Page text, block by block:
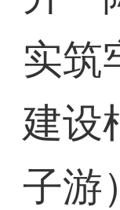
实筑
建设
子游）